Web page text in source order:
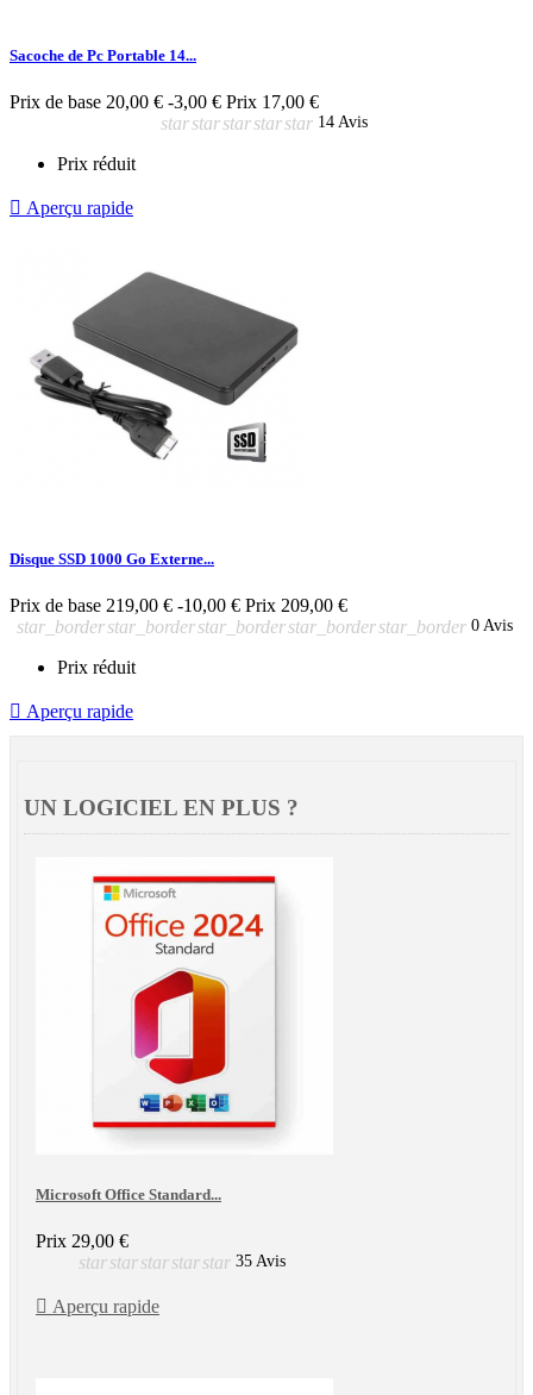
Sacoche de Pc Portable 14...
Prix de base 20,00 € -3,00 € Prix 17,00 €
starstarstarstarstar 14 Avis
Prix réduit
 Aperçu rapide
Disque SSD 1000 Go Externe...
Prix de base 219,00 € -10,00 € Prix 209,00 €
star_borderstar_borderstar_borderstar_borderstar_border 0 Avis
Prix réduit
 Aperçu rapide
UN LOGICIEL EN PLUS ?
Microsoft Office Standard...
Prix 29,00 €
starstarstarstarstar 35 Avis
 Aperçu rapide